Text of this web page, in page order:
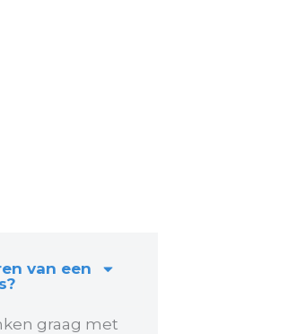
van een
graag met